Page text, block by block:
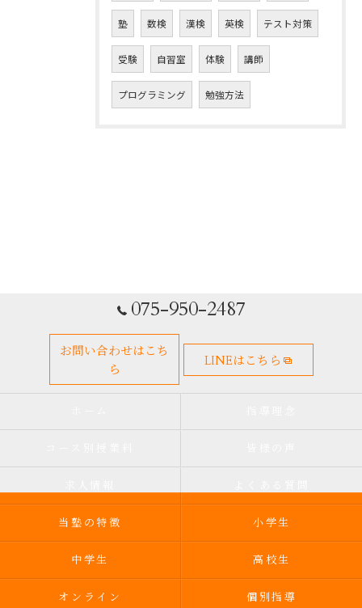
塾 数検 漢検 英検 テスト対策
受験 自習室 体験 講師
プログラミング 勉強方法
075-950-2487
お問い合わせはこち
ら
LINEはこちら
当塾の特徴 小学生
中学生 高校生
オンライン 個別指導